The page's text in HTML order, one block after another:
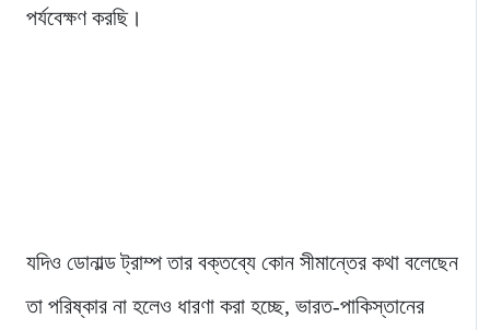
পর্যবেক্ষণ করছি।
যদিও ডোনাল্ড ট্রাম্প তার বক্তব্যে কোন সীমান্তের কথা বলেছেন
তা পরিষ্কার না হলেও ধারণা করা হচ্ছে, ভারত-পাকিস্তানের